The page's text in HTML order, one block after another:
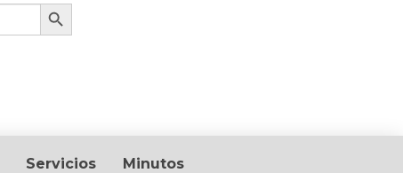
Servicios Minutos